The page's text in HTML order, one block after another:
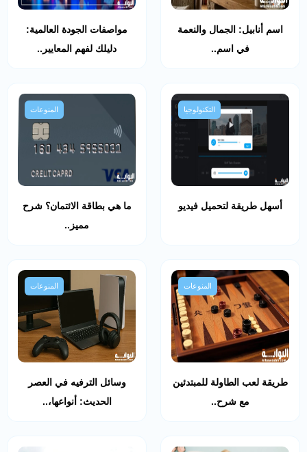
اسم أنابيل: الجمال والنعمة
في اسم..
مواصفات الجودة العالمية:
دليلك لفهم المعايير..
التكنولوجيا
أسهل طريقة لتحميل فيديو
المنوعات
ما هي بطاقة الائتمان؟ شرح
مميز..
المنوعات
طريقة لعب الطاولة للمبتدئين
مع شرح..
المنوعات
وسائل الترفيه في العصر
الحديث: أنواعها،..